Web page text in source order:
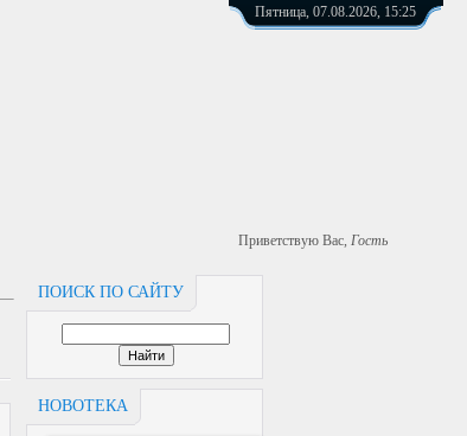
Пятница, 07.08.2026, 15:25
Приветствую Вас, Гость
ПОИСК ПО САЙТУ
НОВОТЕКА